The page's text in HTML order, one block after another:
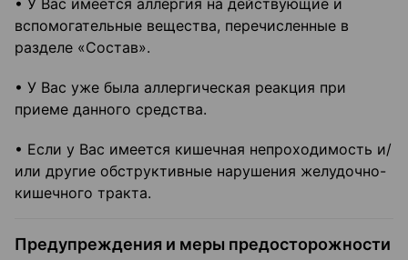
• У Вас имеется аллергия на действующие и
вспомогательные вещества, перечисленные в
разделе «Состав».
• У Вас уже была аллергическая реакция при
приеме данного средства.
• Если у Вас имеется кишечная непроходимость и/
или другие обструктивные нарушения желудочно-
кишечного тракта.
Предупреждения и меры предосторожности